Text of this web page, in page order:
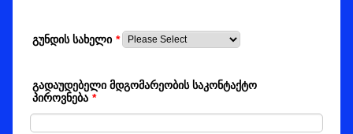
გუნდის სახელი *
გადაუდებელი მდგომარეობის საკონტაქტო
პიროვნება *